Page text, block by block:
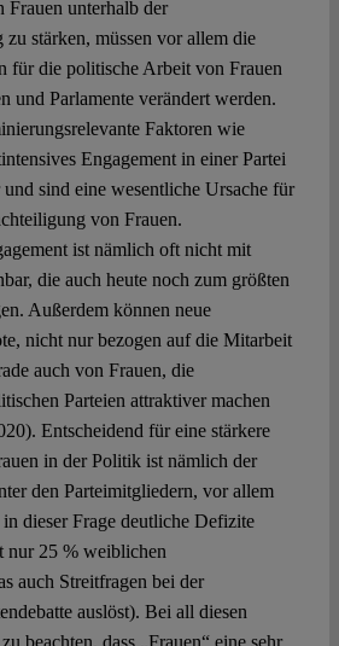
Frauen unterhalb der
zu stärken, müssen vor allem die
für die politische Arbeit von Frauen
und Parlamente verändert werden.
Faktoren wie
Engagement in einer Partei
sind eine wesentliche Ursache für
von Frauen.
ist nämlich oft nicht mit
die auch heute noch zum größten
Außerdem können neue
nicht nur bezogen auf die Mitarbeit
auch von Frauen, die
Parteien attraktiver machen
Entscheidend für eine stärkere
in der Politik ist nämlich der
den Parteimitgliedern, vor allem
dieser Frage deutliche Defizite
25 % weiblichen
auch Streitfragen bei der
auslöst). Bei all diesen
beachten, dass „Frauen“ eine sehr